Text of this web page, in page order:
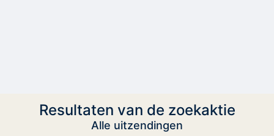
Resultaten van de zoekaktie
Alle uitzendingen